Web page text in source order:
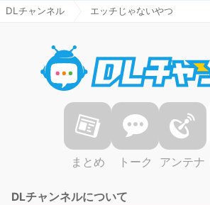
DLチャンネル エッチじゃないやつ
まとめ トーク アンテナ
DLチャンネルについて